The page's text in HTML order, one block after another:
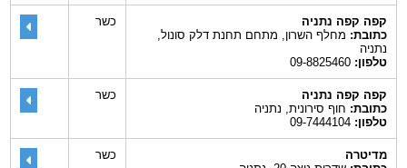
קפה קפה נתניה
כתובת:מחלף השרון, מתחם תחנת דלק סונול,
נתניה
טלפון:09-8825460
כשר
קפה קפה נתניה
כתובת:חוף סירונית, נתניה
טלפון:09-7444104
כשר
מדיטרה
כשר